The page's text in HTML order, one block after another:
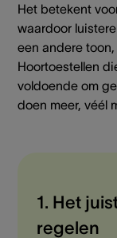
Het betekent
waardoor
een andere
Hoortoestellen
voldoende om
doen meer, véél
1. Het
regelen